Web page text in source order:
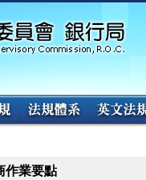
作業要點